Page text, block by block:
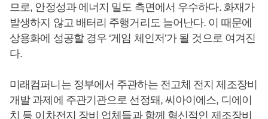
므로, 안정성과 에너지 밀도 측면에서 우수하다. 화재가
발생하지 않고 배터리 주행거리도 늘어난다. 이 때문에
상용화에 성공할 경우 ‘게임 체인저’가 될 것으로 여겨진
다.
미래컴퍼니는 정부에서 주관하는 전고체 전지 제조장비
개발 과제에 주관기관으로 선정돼, 씨아이에스, 디에이
치 등 이차전지 장비 업체들과 함께 혁신적인 제조장비